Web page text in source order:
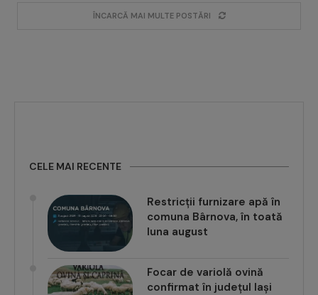
ÎNCARCĂ MAI MULTE POSTĂRI
CELE MAI RECENTE
Restricții furnizare apă în
comuna Bârnova, în toată
luna august
Focar de variolă ovină
confirmat în județul Iași